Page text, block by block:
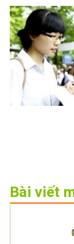
Bài viết